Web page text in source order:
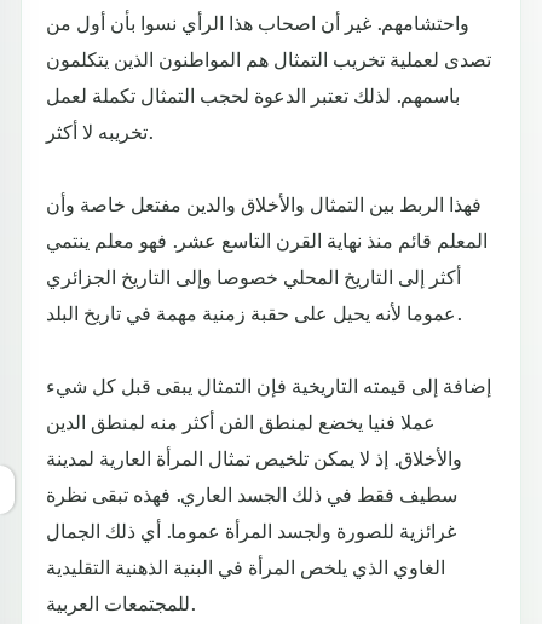
واحتشامهم. غير أن اصحاب هذا الرأي نسوا بأن أول من
تصدى لعملية تخريب التمثال هم المواطنون الذين يتكلمون
باسمهم. لذلك تعتبر الدعوة لحجب التمثال تكملة لعمل
تخريبه لا أكثر.
فهذا الربط بين التمثال والأخلاق والدين مفتعل خاصة وأن
المعلم قائم منذ نهاية القرن التاسع عشر. فهو معلم ينتمي
أكثر إلى التاريخ المحلي خصوصا وإلى التاريخ الجزائري
عموما لأنه يحيل على حقبة زمنية مهمة في تاريخ البلد.
إضافة إلى قيمته التاريخية فإن التمثال يبقى قبل كل شيء
عملا فنيا يخضع لمنطق الفن أكثر منه لمنطق الدين
والأخلاق. إذ لا يمكن تلخيص تمثال المرأة العارية لمدينة
سطيف فقط في ذلك الجسد العاري. فهذه تبقى نظرة
غرائزية للصورة ولجسد المرأة عموما. أي ذلك الجمال
الغاوي الذي يلخص المرأة في البنية الذهنية التقليدية
للمجتمعات العربية.